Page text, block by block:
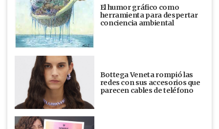
El humor gráfico como
herramienta para despertar
conciencia ambiental
Bottega Veneta rompió las
redes con sus accesorios que
parecen cables de teléfono